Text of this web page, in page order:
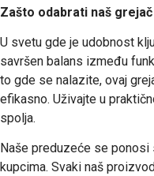
Zašto odabrati naš
U svetu gde je udobnost
savršen balans između
to gde se nalazite, ovaj
efikasno. Uživajte u
spolja.
Naše preduzeće se
kupcima. Svaki naš